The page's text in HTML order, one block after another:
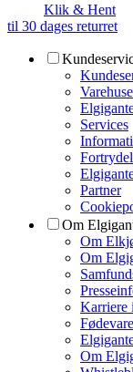
Klik & Hent
til 30 dages returret
Services
Partner
Om
Om
Om
Karriere
Om